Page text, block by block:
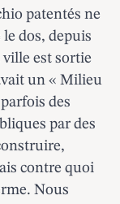
patentés ne
dos, depuis
ville est sortie
un « Milieu
des
par des
contre quoi
Nous